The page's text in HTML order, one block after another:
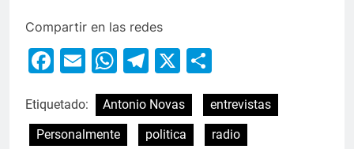
Compartir en las redes
Facebook
EmailWhatsApp
Telegram
X
Etiquetado: Antonio Novas
entrevistas
Personalmente
politica radio